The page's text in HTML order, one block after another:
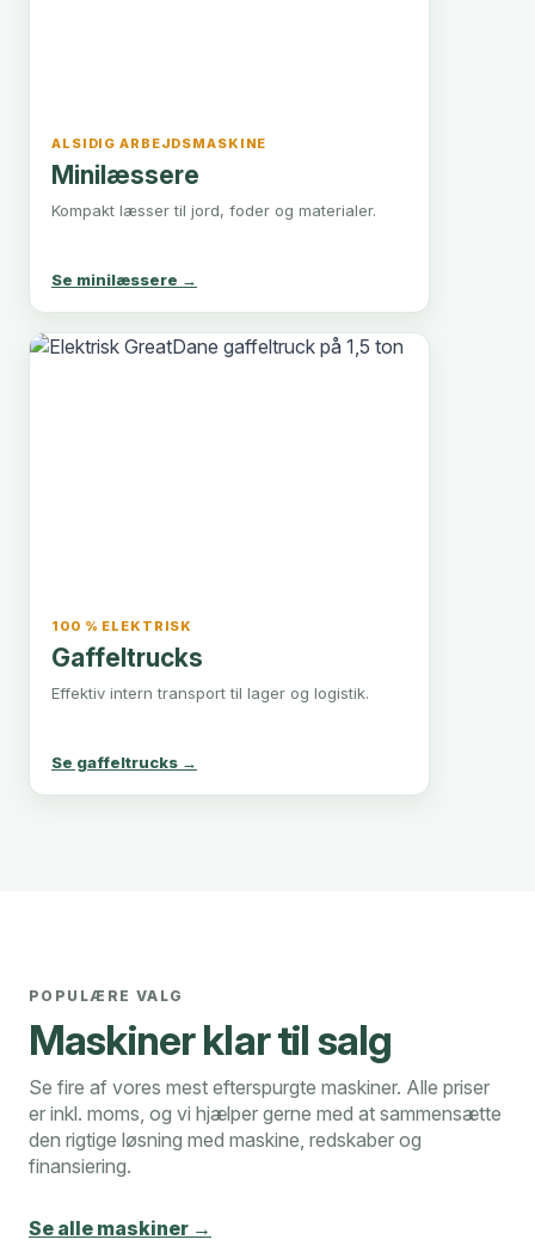
ALSIDIG ARBEJDSMASKINE
Minilæssere
Kompakt læsser til jord, foder og materialer.
Se minilæssere →
100 % ELEKTRISK
Gaffeltrucks
Effektiv intern transport til lager og logistik.
Se gaffeltrucks →
POPULÆRE VALG
Maskiner klar til salg
Se fire af vores mest efterspurgte maskiner. Alle priser
er inkl. moms, og vi hjælper gerne med at sammensætte
den rigtige løsning med maskine, redskaber og
finansiering.
Se alle maskiner →